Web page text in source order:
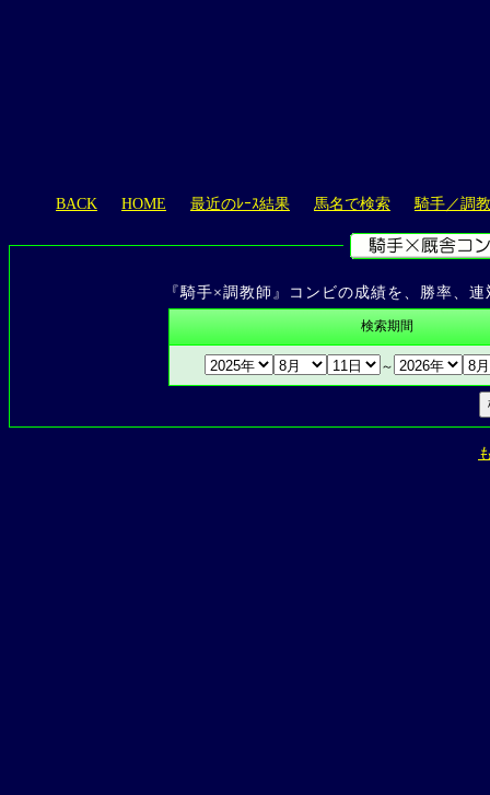
BACK HOME 最近のﾚｰｽ結果 馬名で検索 騎手／調
『騎手×調教師』コンビの成績を、勝率、
検索期間
～